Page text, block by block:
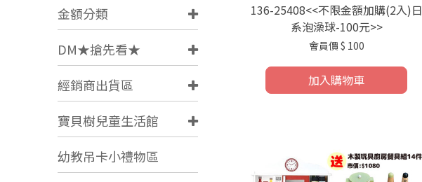
金額分類
DM★搶先看★
經銷商出貨區
寶貝樹兒童生活館
幼教吊卡小禮物區
136-25408<<不限金額加購(2入)日
系泡澡球-100元>>
會員價 $ 100
加入購物車